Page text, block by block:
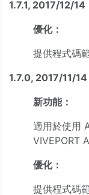
1.7.1, 2017/12/14
優化：
提供程式碼
1.7.0, 2017/11/14
新功能：
適用於使用
VIVEPORT
優化：
提供程式碼